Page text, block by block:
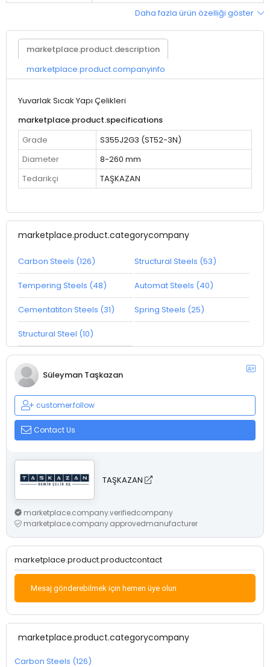
Daha fazla ürün özelliği göster
marketplace.product.description
marketplace.product.companyinfo
Yuvarlak Sıcak Yapı Çelikleri
marketplace.product.specifications
Grade
S355J2G3 (ST52-3N)
Diameter
8-260 mm
Tedarikçi
TAŞKAZAN
marketplace.product.categorycompany
Carbon Steels (126) Structural Steels (53)
Tempering Steels (48) Automat Steels (40)
Cementatiton Steels (31) Spring Steels (25)
Structural Steel (10)
Süleyman Taşkazan
customer.follow
Contact Us
TAŞKAZAN
marketplace.company.verifiedcompany
marketplace.company.approvedmanufacturer
marketplace.product.productcontact
Mesaj gönderebilmek için hemen üye olun
marketplace.product.categorycompany
Carbon Steels (126)